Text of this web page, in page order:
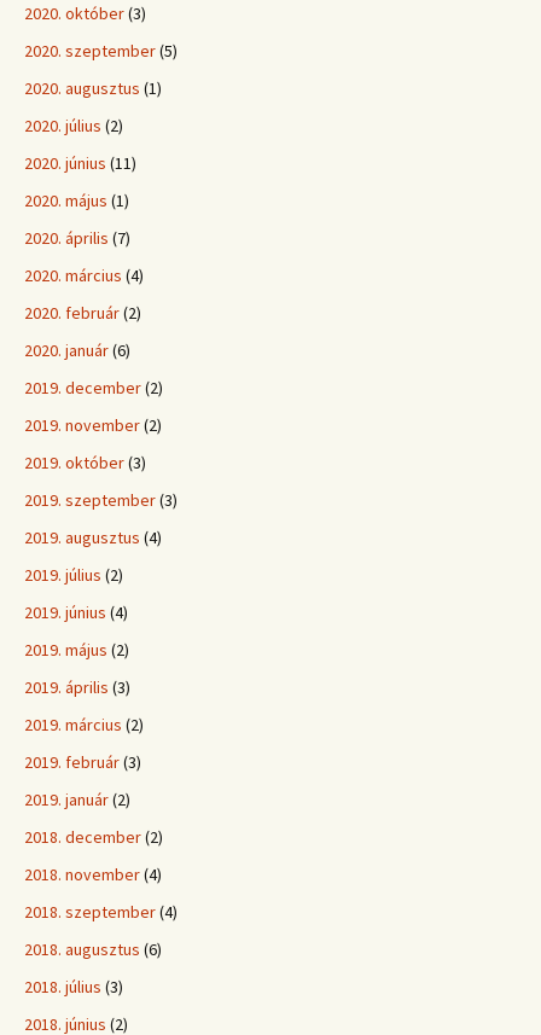
2020. október(3)
2020. szeptember(5)
2020. augusztus (1)
2020. július (2)
2020. június (11)
2020. május (1)
2020. április (7)
2020. március (4)
2020. február(2)
2020. január(6)
2019. december(2)
2019. november(2)
2019. október(3)
2019. szeptember(3)
2019. augusztus (4)
2019. július (2)
2019. június (4)
2019. május (2)
2019. április (3)
2019. március (2)
2019. február(3)
2019. január(2)
2018. december(2)
2018. november(4)
2018. szeptember(4)
2018. augusztus (6)
2018. július (3)
2018. június (2)